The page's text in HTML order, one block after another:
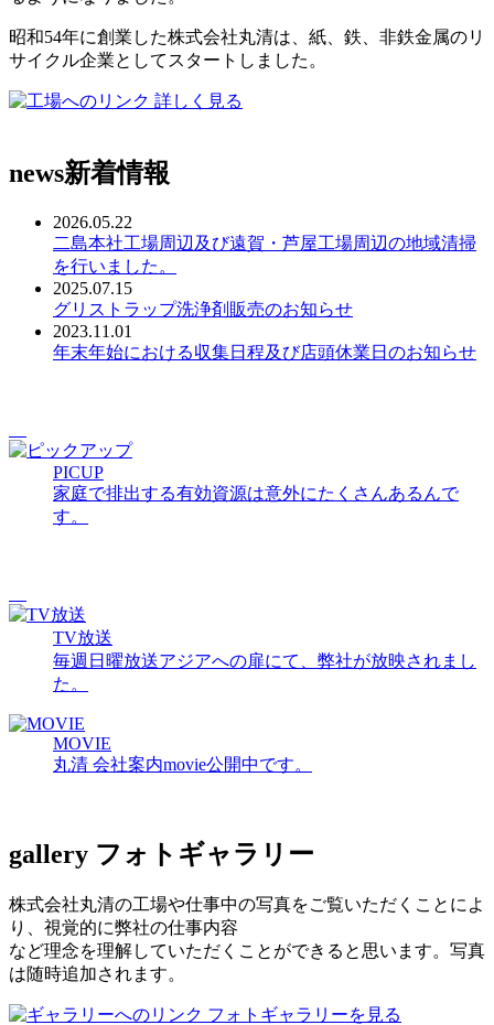
昭和54年に創業した株式会社丸清は、紙、鉄、非鉄金属のリ
サイクル企業としてスタートしました。
詳しく見る
news新着情報
2026.05.22
二島本社工場周辺及び遠賀・芦屋工場周辺の地域清掃
を行いました。
2025.07.15
グリストラップ洗浄剤販売のお知らせ
2023.11.01
年末年始における収集日程及び店頭休業日のお知らせ
PICUP
家庭で排出する有効資源は意外にたくさんあるんで
す。
TV放送
毎週日曜放送アジアへの扉にて、弊社が放映されまし
た。
MOVIE
丸清 会社案内movie公開中です。
gallery フォトギャラリー
株式会社丸清の工場や仕事中の写真をご覧いただくことによ
り、視覚的に弊社の仕事内容
など理念を理解していただくことができると思います。写真
は随時追加されます。
フォトギャラリーを見る